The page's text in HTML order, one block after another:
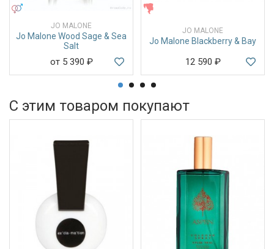
JO MALONE
Jo Malone Wood Sage & Sea
Salt
от 5 390 ₽
JO MALONE
Jo Malone Blackberry & Bay
12 590 ₽
С этим товаром покупают